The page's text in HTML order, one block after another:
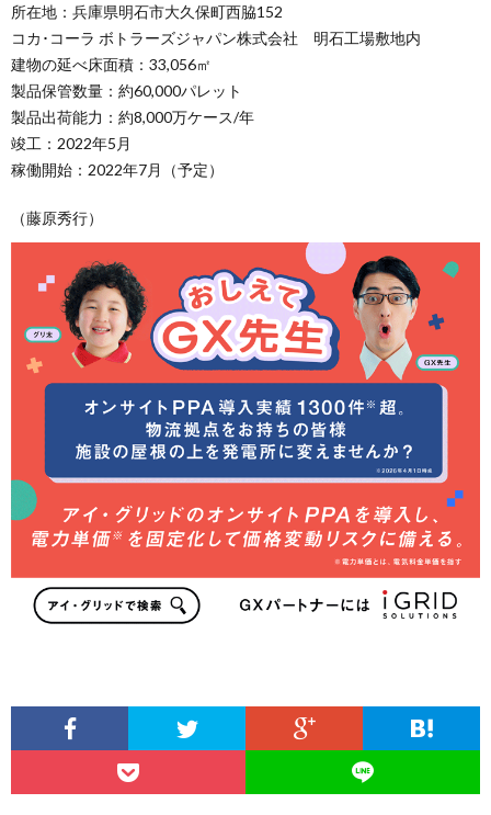
所在地：兵庫県明石市大久保町西脇152
コカ･コーラ ボトラーズジャパン株式会社 明石工場敷地内
建物の延べ床面積：33,056㎡
製品保管数量：約60,000パレット
製品出荷能力：約8,000万ケース/年
竣工：2022年5月
稼働開始：2022年7月（予定）
（藤原秀行）